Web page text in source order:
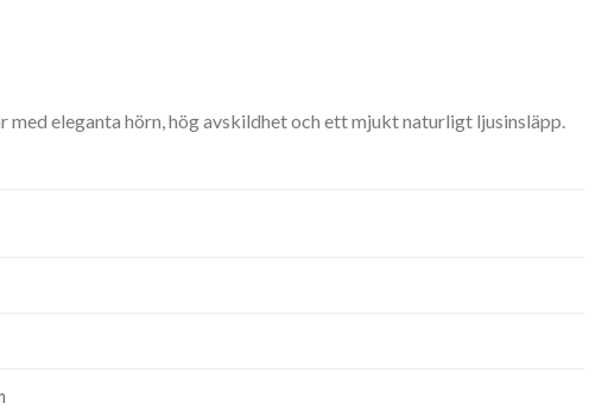
eleganta hörn, hög avskildhet och ett mjukt naturligt ljusinsläpp.